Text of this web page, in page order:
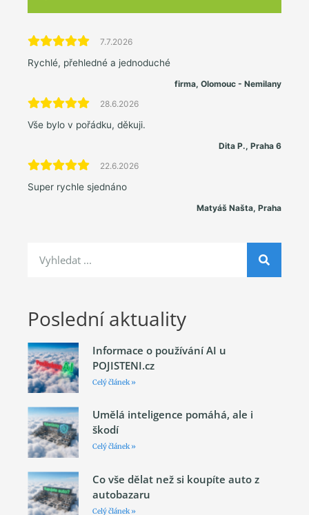
7.7.2026
Rychlé, přehledné a jednoduché
firma, Olomouc - Nemilany
28.6.2026
Vše bylo v pořádku, děkuji.
Dita P., Praha 6
22.6.2026
Super rychle sjednáno
Matyáš Našta, Praha
Poslední aktuality
Informace o používání AI u
POJISTENI.cz
Celý článek »
Umělá inteligence pomáhá, ale i
škodí
Celý článek »
Co vše dělat než si koupíte auto z
autobazaru
Celý článek »